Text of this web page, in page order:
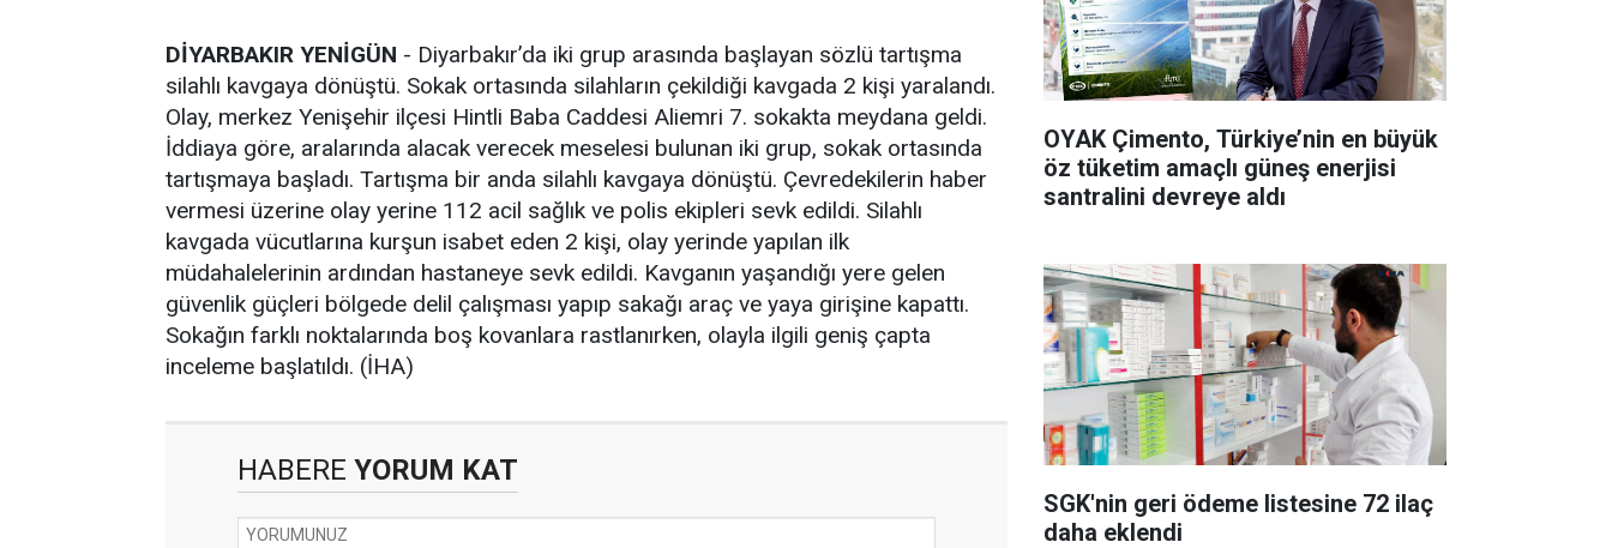
DİYARBAKIR YENİGÜN - Diyarbakır’da iki grup arasında başlayan sözlü tartışma
silahlı kavgaya dönüştü. Sokak ortasında silahların çekildiği kavgada 2 kişi yaralandı.
Olay, merkez Yenişehir ilçesi Hintli Baba Caddesi Aliemri 7. sokakta meydana geldi.
İddiaya göre, aralarında alacak verecek meselesi bulunan iki grup, sokak ortasında
tartışmaya başladı. Tartışma bir anda silahlı kavgaya dönüştü. Çevredekilerin haber
vermesi üzerine olay yerine 112 acil sağlık ve polis ekipleri sevk edildi. Silahlı
kavgada vücutlarına kurşun isabet eden 2 kişi, olay yerinde yapılan ilk
müdahalelerinin ardından hastaneye sevk edildi. Kavganın yaşandığı yere gelen
güvenlik güçleri bölgede delil çalışması yapıp sakağı araç ve yaya girişine kapattı.
Sokağın farklı noktalarında boş kovanlara rastlanırken, olayla ilgili geniş çapta
inceleme başlatıldı. (İHA)
HABERE YORUM KAT
OYAK Çimento, Türkiye’nin en büyük
öz tüketim amaçlı güneş enerjisi
santralini devreye aldı
SGK'nin geri ödeme listesine 72 ilaç
daha eklendi